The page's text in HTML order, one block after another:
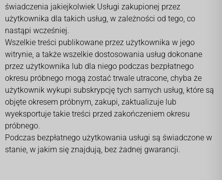
świadczenia jakiejkolwiek Usługi zakupionej przez
użytkownika dla takich usług, w zależności od tego, co
nastąpi wcześniej.
Wszelkie treści publikowane przez użytkownika w jego
witrynie, a także wszelkie dostosowania usług dokonane
przez użytkownika lub dla niego podczas bezpłatnego
okresu próbnego mogą zostać trwale utracone, chyba że
użytkownik wykupi subskrypcję tych samych usług, które są
objęte okresem próbnym, zakupi, zaktualizuje lub
wyeksportuje takie treści przed zakończeniem okresu
próbnego.
Podczas bezpłatnego użytkowania usługi są świadczone w
stanie, w jakim się znajdują, bez żadnej gwarancji.